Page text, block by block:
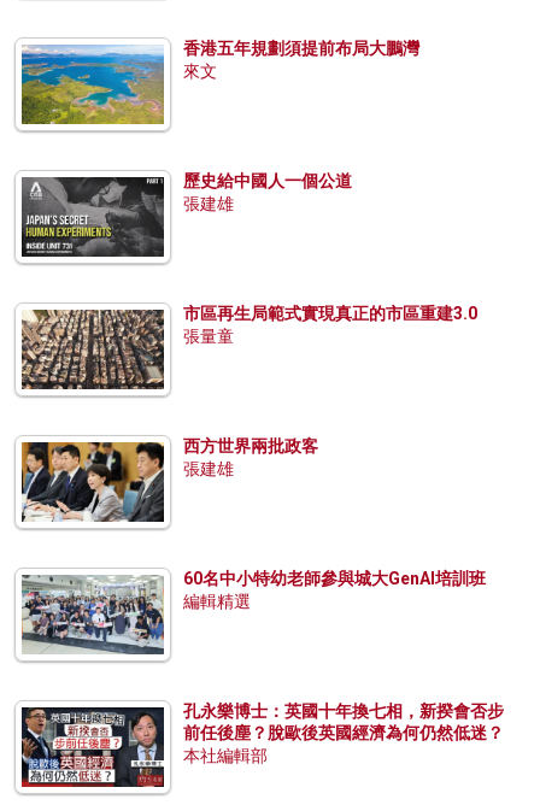
香港五年規劃須提前布局大鵬灣
來文
歷史給中國人一個公道
張建雄
市區再生局範式實現真正的市區重建3.0
張量童
西方世界兩批政客
張建雄
60名中小特幼老師參與城大GenAI培訓班
編輯精選
孔永樂博士：英國十年換七相，新揆會否步
前任後塵？脫歐後英國經濟為何仍然低迷？
本社編輯部